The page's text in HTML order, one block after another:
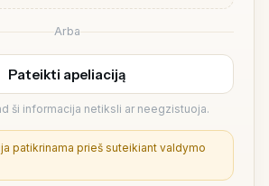
Arba
Pateikti apeliaciją
ši informacija netiksli ar neegzistuoja.
patikrinama prieš suteikiant valdymo